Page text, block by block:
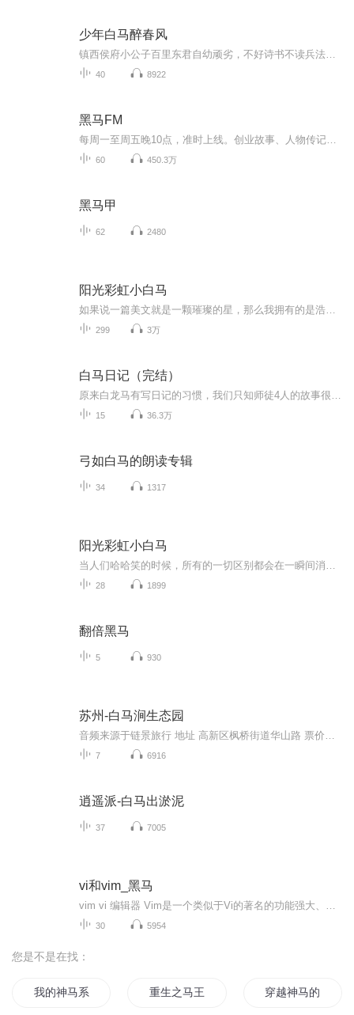
少年白马醉春风
40 8922
黑马FM
60 450.3万
黑马甲
62 2480
阳光彩虹小白马
299 3万
白马日记（完结）
15 36.3万
弓如白马的朗读专辑
34 1317
阳光彩虹小白马
28 1899
翻倍黑马
5 930
苏州-白马涧生态园
7 6916
逍遥派-白马出淤泥
37 7005
vi和vim_黑马
30 5954
您是不是在找：
我的神马系统 重生之马王传奇 穿越神马的